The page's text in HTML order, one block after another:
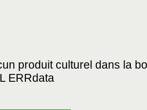
produit culturel dans la
ERRdata